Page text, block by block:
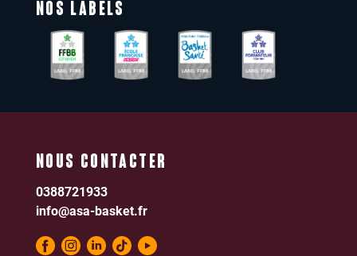
NOS LABELS
NOUS CONTACTER
0388721933
info@asa-basket.fr